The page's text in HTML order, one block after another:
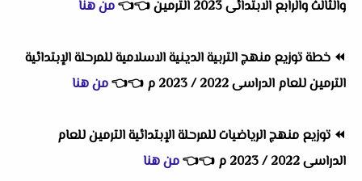
والثالث والرابع الابتدائى 2023 الترمين
👈
👈من هنا
⏪ خطة توزيع منهج التربية الدينية الاسلامية للمرحلة الإبتدائية
الترمين للعام الدراسى 2022 / 2023 م
👈
👈من هنا
⏪ توزيع منهج الرياضيات للمرحلة الإبتدائية الترمين للعام
الدراسى 2022 / 2023 م
👈
👈من هنا